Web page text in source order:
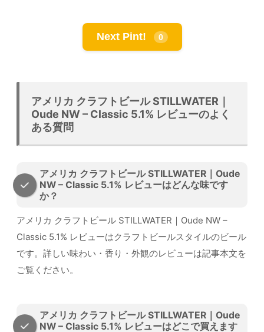
Next Pint! 0
アメリカ クラフトビール STILLWATER｜
Oude NW – Classic 5.1% レビューのよく
ある質問
アメリカ クラフトビール STILLWATER｜Oude
NW – Classic 5.1% レビューはどんな味です
か？
アメリカ クラフトビール STILLWATER｜Oude NW –
Classic 5.1% レビューはクラフトビールスタイルのビール
です。詳しい味わい・香り・外観のレビューは記事本文を
ご覧ください。
アメリカ クラフトビール STILLWATER｜Oude
NW – Classic 5.1% レビューはどこで買えます